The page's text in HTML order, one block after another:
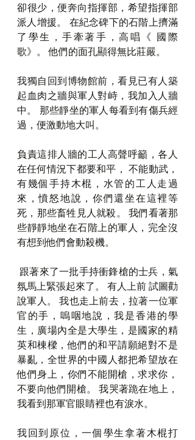
卻很少，便奔向指揮部，希望指揮部
派人增援。 在紀念碑下的石階上擠滿
了學生，手牽著手，高唱《 國際
歌》。 他們的面孔顯得無比莊嚴。
我獨自回到博物館前，看見已有人築
起血肉之牆與軍人對峙，我加入人牆
中。 那些靜坐的軍人每看到有傷兵經
過，便激動地大叫。
負責這排人牆的工人高聲呼籲，各人
在任何情況下都要和平， 不能動武，
有幾個手持木棍，水管的工人走過
來，憤怒地說，你們還坐在這裡等
死，那些畜牲見人就殺。 我們看著那
些靜靜地坐在石階上的軍人，完全沒
有想到他們會動殺機。
氛馬上緊張起來了。 有人上前 試圖勸
說軍人。 我也走上前去，拉著一位軍
官的手，嗚咽地說，我是香港的學
生，廣場內全是大學生，是國家的精
英和棟樑，他們的和平請願絕對不是
暴亂，全世界的中國人都把希望放在
他們身上，你們不能開槍，求求你，
不要向他們開槍。 我哭著跪在地上，
我看到那軍官眼睛裡也有淚水。
我回到原位，一個學生拿著木棍打